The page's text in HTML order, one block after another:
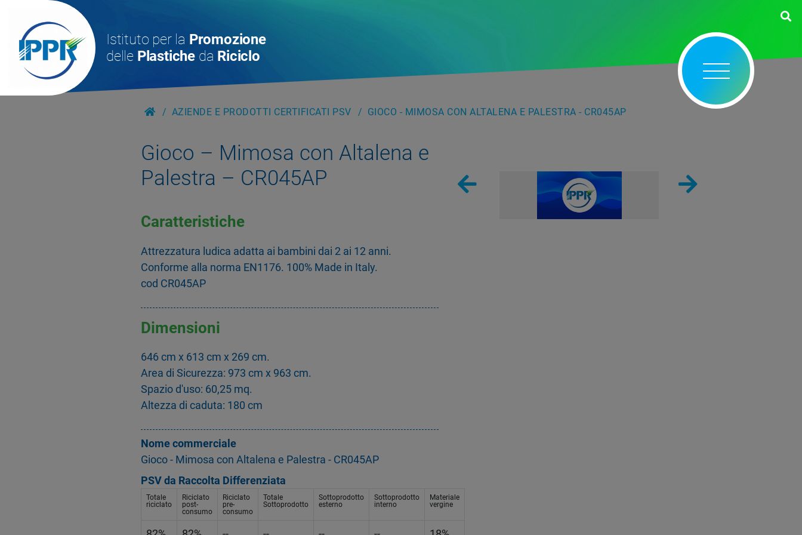
Istituto per la Promozione
delle Plastiche da Riciclo
AZIENDE E PRODOTTI CERTIFICATI PSV GIOCO - MIMOSA CON ALTALENA E PALESTRA - CR045AP
Gioco – Mimosa con Altalena e
Palestra – CR045AP
Caratteristiche
Attrezzatura ludica adatta ai bambini dai 2 ai 12 anni.
Conforme alla norma EN1176. 100% Made in Italy.
cod CR045AP
Dimensioni
646 cm x 613 cm x 269 cm.
Area di Sicurezza: 973 cm x 963 cm.
Spazio d'uso: 60,25 mq.
Altezza di caduta: 180 cm
Nome commerciale
Gioco - Mimosa con Altalena e Palestra - CR045AP
PSV da Raccolta Differenziata
Totale
riciclato
Riciclato
post-
consumo
Riciclato
pre-
consumo
Totale
Sottoprodotto
Sottoprodotto
esterno
Sottoprodotto
interno
Materiale
vergine